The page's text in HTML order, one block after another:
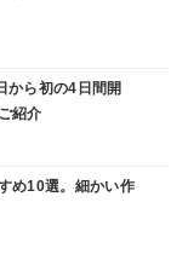
から初の4日間開
紹介
め10選。細かい作